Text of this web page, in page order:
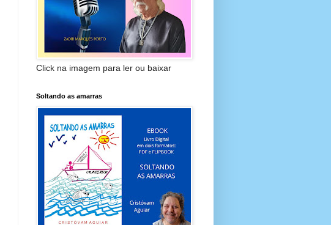
Click na imagem para ler ou baixar
Soltando as amarras